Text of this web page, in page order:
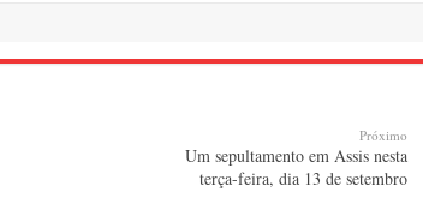
Próximo
Um sepultamento em Assis nesta
terça-feira, dia 13 de setembro